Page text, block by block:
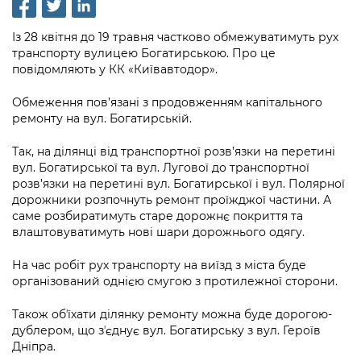
Рішення та розпорядження
Проєкти розпоряджень, що
перебувають на погодженні КМВА
Рішення Київради
Контактна інформація
Графік роботи та прийому громадян
Вакансії
Статистика
Звернення громадян
Промисловість і наука Києва
Освіта та навчальні заклади
Дороги, транспорт та парковки
Навколишнє середовище міста
Містобудування та земельні ділянки
Культура, спорт, дозвілля
Бізнес та ліцензування
Фінанси та бюджет
Ритуальні послуги
Іноземцям / For foreigners
Пам'ятки культурної спадщини
Громадська експертиза
Громадський бюджет
Громадська рада
Петиції
Відкритий бюджет
Контактний центр
Рада з питань внутрішньо переміщених
адміністрації
«Ініціатива «Партнерство «Відкритий
Інформація з обмеженим доступом
Подати запит онлайн
Проекти нормативно-правових та
інших актів
Нормативна база
Питання і відповіді про публічну
інформацію
Порядок оскарження рішень, дій чи
бездіяльності розпорядників інформації
Звіти про опрацювання запитів на
публічну інформацію
Інформація для споживачів
Медіагалерея
Підписатися на новини та анонси від
КМДА / Subscribe to announcements
Порядок акредитації медіа /
Подати журналістський запит /
Submitting a media request
Зйомки в лікарнях в умовах воєнного
стану / Rules for media coverage of
hospitals at work under martial law
media
Портал Послуг
Із 28 квітня до 19 травня частково обмежуватимуть рух
транспорту вулицею Богатирською. Про це
повідомляють у КК «Київавтодор».
Обмеження пов’язані з продовженням капітального
ремонту на вул. Богатирській.
Так, на ділянці від транспортної розв’язки на перетині
вул. Богатирської та вул. Лугової до транспортної
розв’язки на перетині вул. Богатирської і вул. Полярної
дорожники розпочнуть ремонт проїжджої частини. А
саме розбиратимуть старе дорожнє покриття та
влаштовуватимуть нові шари дорожнього одягу.
На час робіт рух транспорту на виїзд з міста буде
організований однією смугою з протилежної сторони.
Також обʼїхати ділянку ремонту можна буде дорогою-
дублером, що зʼєднує вул. Богатирську з вул. Героїв
Дніпра.